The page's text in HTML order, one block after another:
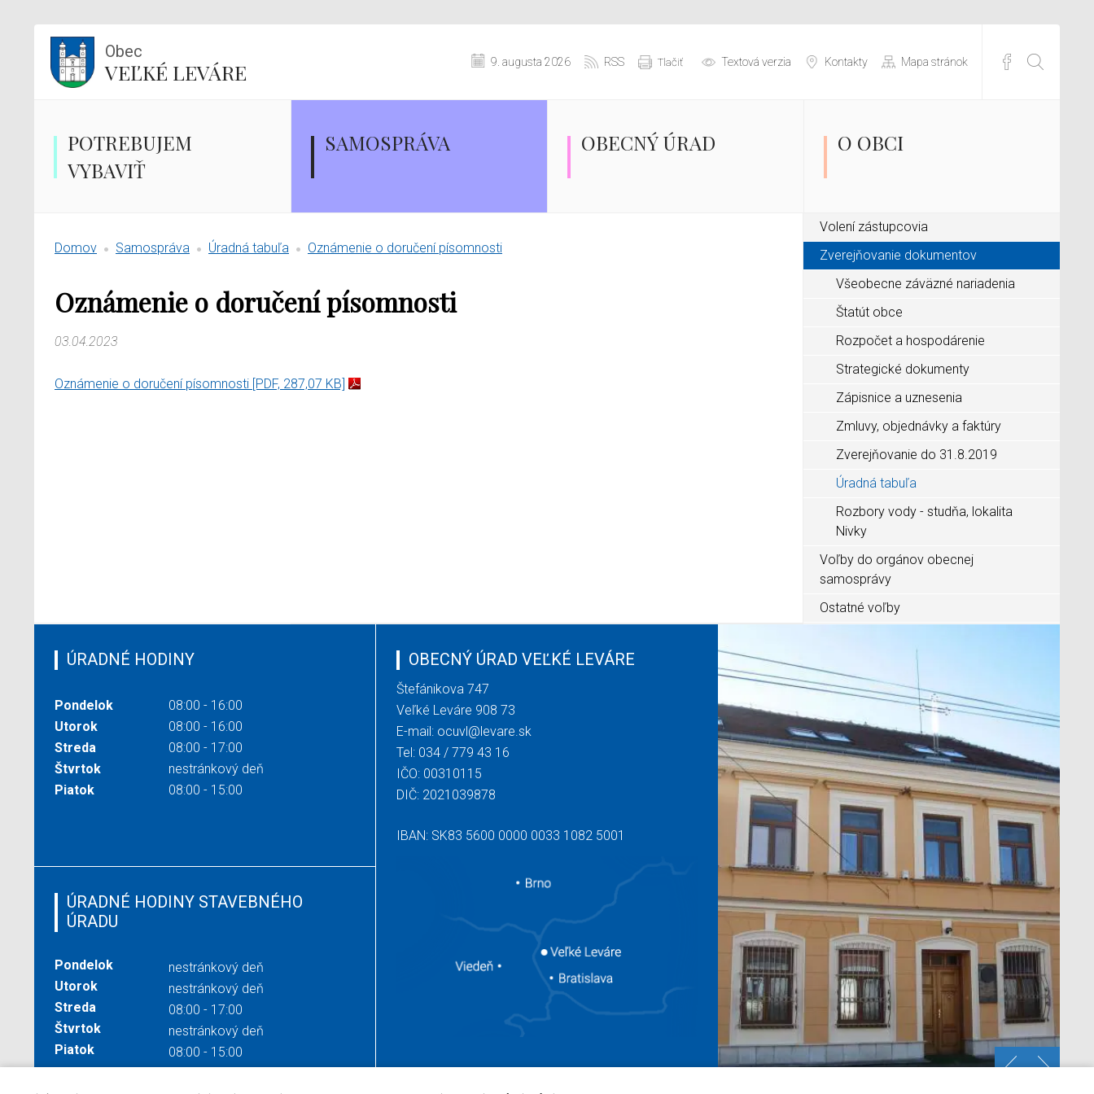
Obec
VEĽKÉ LEVÁRE 9. augusta 2026 RSS Tlačiť Textová verzia Kontakty Mapa stránok
POTREBUJEM
VYBAVIŤ
SAMOSPRÁVA OBECNÝ ÚRAD O OBCI
Domov Samospráva Úradná tabuľa Oznámenie o doručení písomnosti
Oznámenie o doručení písomnosti
03.04.2023
Oznámenie o doručení písomnosti [PDF, 287,07 KB]
Volení zástupcovia
Zverejňovanie dokumentov
Všeobecne záväzné nariadenia
Štatút obce
Rozpočet a hospodárenie
Strategické dokumenty
Zápisnice a uznesenia
Zmluvy, objednávky a faktúry
Zverejňovanie do 31.8.2019
Úradná tabuľa
Rozbory vody - studňa, lokalita
Nivky
Voľby do orgánov obecnej
samosprávy
Ostatné voľby
ÚRADNÉ HODINY
Pondelok
08:00 - 16:00
Utorok
08:00 - 16:00
Streda
08:00 - 17:00
Štvrtok
nestránkový deň
Piatok
08:00 - 15:00
ÚRADNÉ HODINY STAVEBNÉHO
ÚRADU
Pondelok
nestránkový deň
Utorok
nestránkový deň
Streda
08:00 - 17:00
Štvrtok
nestránkový deň
Piatok
08:00 - 15:00
OBECNÝ ÚRAD VEĽKÉ LEVÁRE
Štefánikova 747
Veľké Leváre 908 73
E-mail: ocuvl@levare.sk
Tel: 034 / 779 43 16
IČO: 00310115
DIČ: 2021039878
IBAN: SK83 5600 0000 0033 1082 5001